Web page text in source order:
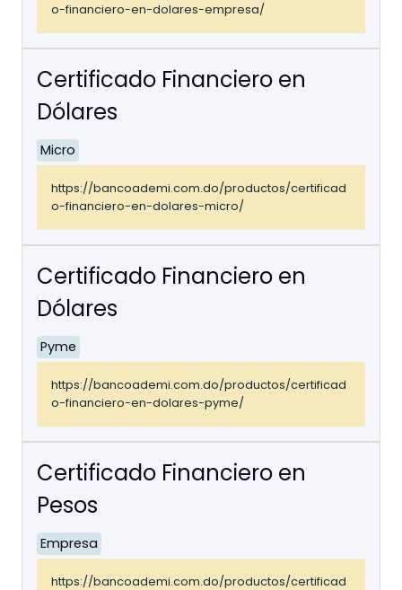
o-financiero-en-dolares-empresa/
Certificado Financiero en
Dólares
Micro
https://bancoademi.com.do/productos/certificad
o-financiero-en-dolares-micro/
Certificado Financiero en
Dólares
Pyme
https://bancoademi.com.do/productos/certificad
o-financiero-en-dolares-pyme/
Certificado Financiero en
Pesos
Empresa
https://bancoademi.com.do/productos/certificad